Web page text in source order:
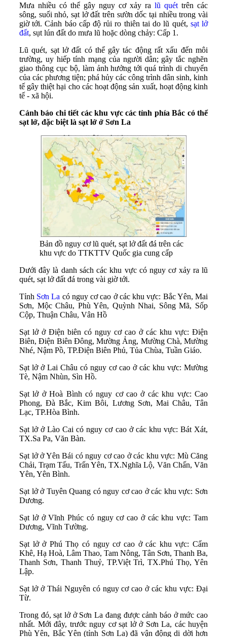
Mưa nhiều có thể gây nguy cơ xảy ra lũ quéttrên các
sông, suối nhỏ, sạt lở đất trên sườn dốc tại nhiều trong vài
giờ tới. Cảnh báo cấp độ rủi ro thiên tai do lũ quét, sạt lở
đất, sụt lún đất do mưa lũ hoặc dòng chảy: Cấp 1.
Lũ quét, sạt lở đất có thể gây tác động rất xấu đến môi
trường, uy hiếp tính mạng của người dân; gây tắc nghẽn
giao thông cục bộ, làm ảnh hưởng tới quá trình di chuyển
của các phương tiện; phá hủy các công trình dân sinh, kinh
tế gây thiệt hại cho các hoạt động sản xuất, hoạt động kinh
tế - xã hội.
Cảnh báo chi tiết các khu vực các tỉnh phía Bắc có thể
sạt lở, đặc biệt là sạt lở ở Sơn La
Bản đồ nguy cơ lũ quét, sạt lở đất đá trên các
khu vực do TTKTTV Quốc gia cung cấp
Dưới đây là danh sách các khu vực có nguy cơ xảy ra lũ
quét, sạt lở đất đá trong vài giờ tới.
Tỉnh Sơn La có nguy cơ cao ở các khu vực: Bắc Yên, Mai
Sơn, Mộc Châu, Phù Yên, Quỳnh Nhai, Sông Mã, Sốp
Cộp, Thuận Châu, Vân Hồ
Sạt lở ở Điện biên có nguy cơ cao ở các khu vực: Điện
Biên, Điện Biên Đông, Mường Ảng, Mường Chà, Mường
Nhé, Nậm Pồ, TP.Điện Biên Phủ, Tủa Chùa, Tuần Giáo.
Sạt lở ở Lai Châu có nguy cơ cao ở các khu vực: Mường
Tè, Nậm Nhùn, Sìn Hồ.
Sạt lở ở Hoà Bình có nguy cơ cao ở các khu vực: Cao
Phong, Đà Bắc, Kim Bôi, Lương Sơn, Mai Châu, Tân
Lạc, TP.Hòa Bình.
Sạt lở ở Lào Cai có nguy cơ cao ở các khu vực: Bát Xát,
TX.Sa Pa, Văn Bàn.
Sạt lở ở Yên Bái có nguy cơ cao ở các khu vực: Mù Căng
Chải, Trạm Tấu, Trấn Yên, TX.Nghĩa Lộ, Văn Chấn, Văn
Yên, Yên Bình.
Sạt lở ở Tuyên Quang có nguy cơ cao ở các khu vực: Sơn
Dương.
Sạt lở ở Vĩnh Phúc có nguy cơ cao ở các khu vực: Tam
Dương, Vĩnh Tường.
Sạt lở ở Phú Thọ có nguy cơ cao ở các khu vực: Cẩm
Khê, Hạ Hoà, Lâm Thao, Tam Nông, Tân Sơn, Thanh Ba,
Thanh Sơn, Thanh Thuỷ, TP.Việt Trì, TX.Phú Thọ, Yên
Lập.
Sạt lở ở Thái Nguyên có nguy cơ cao ở các khu vực: Đại
Từ.
Trong đó, sạt lở ở Sơn La đang được cảnh báo ở mức cao
nhất. Mới đây, trước nguy cơ sạt lở ở Sơn La, các huyện
Phù Yên, Bắc Yên (tỉnh Sơn La) đã vận động di dời hơn